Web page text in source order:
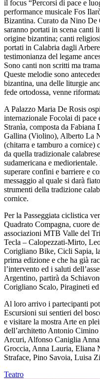
il focus “Percorsi di pace e
performance musicale Fos
Bizantina. Curato da Nino De
saranno portati in scena canti
origine bizantina; canti
portati in Calabria dagli
testimonianza del legame
Sono canti non scritti ma
Queste melodie sono
bizantina, una delle liturgie
fede ortodossa, venne
A Palazzo Maria De Rosis
internazionale Focolai di pace
Stranìa, composta da
Gallina (Violino), Alberto La
(chitarra e tamburo a cornice)
da quella tradizionale
sudamericana e
superare confini e barriere e
messaggio al quale si darà
strumenti della tradizione
cornice.
Per la Passeggiata ciclistica
Quadrato Compagna, cuore
associazioni MTB Valle del
Tecla – Calopezzati-Mirto,
Corigliano Bike, Cicli Sapia,
prima edizione e che ha già
l’intervento ed i saluti
Argentino, partirà da
Corigliano Scalo, Piragineti
Al loro arrivo i partecipanti
Escursioni sui sentieri del
e visitare la mostra Arte en
dell’architetto Antonio
Arcuri, Alfonso Caniglia
Groccia, Anna Lauria, Eliana
Straface, Pino Savoia, Luisa
Teatro